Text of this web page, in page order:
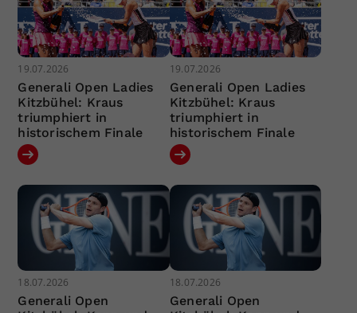
19.07.2026
Generali Open Ladies
Kitzbühel: Kraus
triumphiert in
historischem Finale
19.07.2026
Generali Open Ladies
Kitzbühel: Kraus
triumphiert in
historischem Finale
18.07.2026
Generali Open
18.07.2026
Generali Open